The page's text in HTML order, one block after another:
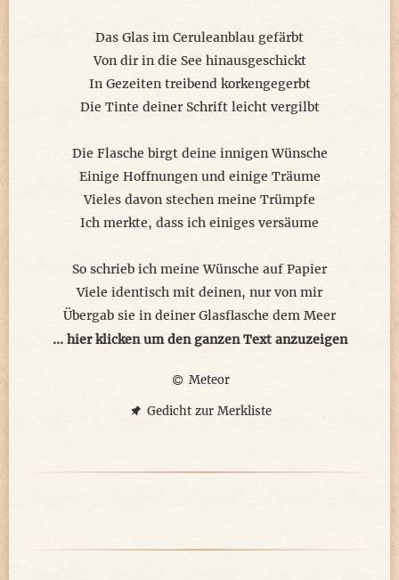
Das Glas im Ceruleanblau gefärbt
Von dir in die See hinausgeschickt
In Gezeiten treibend korkengegerbt
Die Tinte deiner Schrift leicht vergilbt
Die Flasche birgt deine innigen Wünsche
Einige Hoffnungen und einige Träume
Vieles davon stechen meine Trümpfe
Ich merkte, dass ich einiges versäume
So schrieb ich meine Wünsche auf Papier
Viele identisch mit deinen, nur von mir
Übergab sie in deiner Glasflasche dem Meer
Hoffte auf den Zufall, sie kommt zu dir
Im Unterschied zu dir fügte ich eine Nr. hinzu
Das Passwort zu dem Account kennst nur du
Prüfe auch den Account, ob du ihn fandst
... hier klicken um den ganzen Text anzuzeigen
Meteor
Gedicht zur Merkliste